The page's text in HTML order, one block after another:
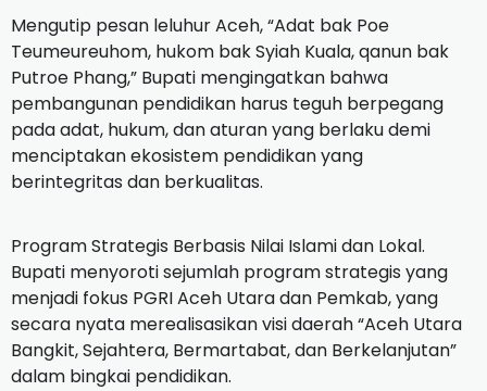
Mengutip pesan leluhur Aceh, “Adat bak Poe
Teumeureuhom, hukom bak Syiah Kuala, qanun bak
Putroe Phang,” Bupati mengingatkan bahwa
pembangunan pendidikan harus teguh berpegang
pada adat, hukum, dan aturan yang berlaku demi
menciptakan ekosistem pendidikan yang
berintegritas dan berkualitas.
Program Strategis Berbasis Nilai Islami dan Lokal.
Bupati menyoroti sejumlah program strategis yang
menjadi fokus PGRI Aceh Utara dan Pemkab, yang
secara nyata merealisasikan visi daerah “Aceh Utara
Bangkit, Sejahtera, Bermartabat, dan Berkelanjutan”
dalam bingkai pendidikan.